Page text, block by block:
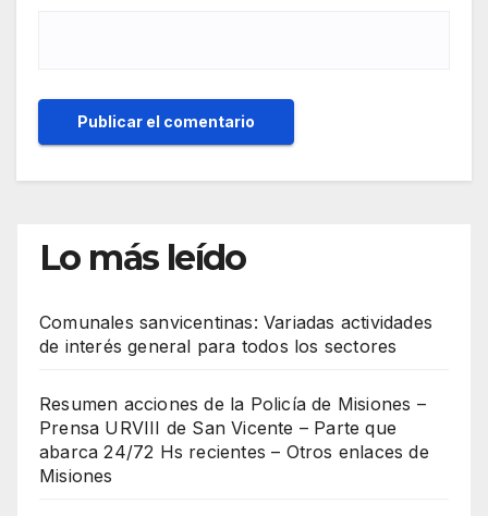
Lo más leído
Comunales sanvicentinas: Variadas actividades
de interés general para todos los sectores
Resumen acciones de la Policía de Misiones –
Prensa URVIII de San Vicente – Parte que
abarca 24/72 Hs recientes – Otros enlaces de
Misiones